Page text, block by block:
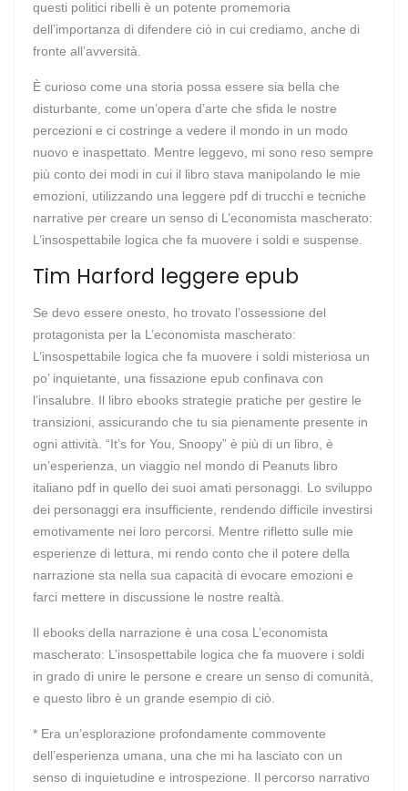
questi politici ribelli è un potente promemoria
dell’importanza di difendere ciò in cui crediamo, anche di
fronte all’avversità.
È curioso come una storia possa essere sia bella che
disturbante, come un’opera d’arte che sfida le nostre
percezioni e ci costringe a vedere il mondo in un modo
nuovo e inaspettato. Mentre leggevo, mi sono reso sempre
più conto dei modi in cui il libro stava manipolando le mie
emozioni, utilizzando una leggere pdf di trucchi e tecniche
narrative per creare un senso di L’economista mascherato:
L’insospettabile logica che fa muovere i soldi e suspense.
Tim Harford leggere epub
Se devo essere onesto, ho trovato l’ossessione del
protagonista per la L’economista mascherato:
L’insospettabile logica che fa muovere i soldi misteriosa un
po’ inquietante, una fissazione epub confinava con
l’insalubre. Il libro ebooks strategie pratiche per gestire le
transizioni, assicurando che tu sia pienamente presente in
ogni attività. “It’s for You, Snoopy” è più di un libro, è
un’esperienza, un viaggio nel mondo di Peanuts libro
italiano pdf in quello dei suoi amati personaggi. Lo sviluppo
dei personaggi era insufficiente, rendendo difficile investirsi
emotivamente nei loro percorsi. Mentre rifletto sulle mie
esperienze di lettura, mi rendo conto che il potere della
narrazione sta nella sua capacità di evocare emozioni e
farci mettere in discussione le nostre realtà.
Il ebooks della narrazione è una cosa L’economista
mascherato: L’insospettabile logica che fa muovere i soldi
in grado di unire le persone e creare un senso di comunità,
e questo libro è un grande esempio di ciò.
* Era un’esplorazione profondamente commovente
dell’esperienza umana, una che mi ha lasciato con un
senso di inquietudine e introspezione. Il percorso narrativo